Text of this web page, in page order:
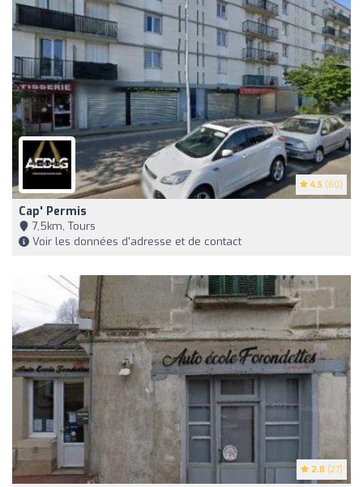
4.5 (60)
Cap' Permis
7,5km, Tours
Voir les données d'adresse et de contact
2.8 (27)